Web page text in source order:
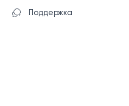
Поддержка